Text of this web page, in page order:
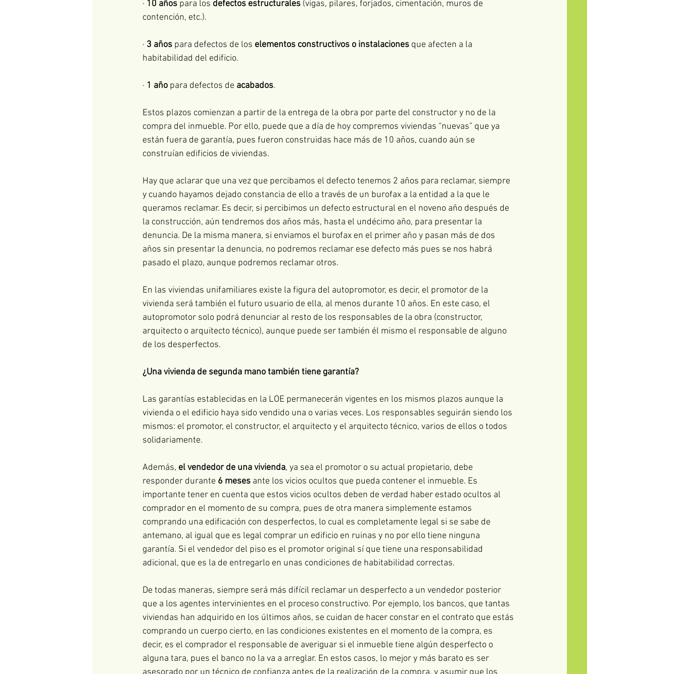
· 10 años para los defectos estructurales (vigas, pilares, forjados, cimentación, muros de
contención, etc.).
· 3 años para defectos de los elementos constructivos o instalaciones que afecten a la
habitabilidad del edificio.
· 1 año para defectos de acabados.
Estos plazos comienzan a partir de la entrega de la obra por parte del constructor y no de la
compra del inmueble. Por ello, puede que a día de hoy compremos viviendas “nuevas” que ya
están fuera de garantía, pues fueron construidas hace más de 10 años, cuando aún se
construían edificios de viviendas.
Hay que aclarar que una vez que percibamos el defecto tenemos 2 años para reclamar, siempre
y cuando hayamos dejado constancia de ello a través de un burofax a la entidad a la que le
queramos reclamar. Es decir, si percibimos un defecto estructural en el noveno año después de
la construcción, aún tendremos dos años más, hasta el undécimo año, para presentar la
denuncia. De la misma manera, si enviamos el burofax en el primer año y pasan más de dos
años sin presentar la denuncia, no podremos reclamar ese defecto más pues se nos habrá
pasado el plazo, aunque podremos reclamar otros.
En las viviendas unifamiliares existe la figura del autopromotor, es decir, el promotor de la
vivienda será también el futuro usuario de ella, al menos durante 10 años. En este caso, el
autopromotor solo podrá denunciar al resto de los responsables de la obra (constructor,
arquitecto o arquitecto técnico), aunque puede ser también él mismo el responsable de alguno
de los desperfectos.
¿Una vivienda de segunda mano también tiene garantía?
Las garantías establecidas en la LOE permanecerán vigentes en los mismos plazos aunque la
vivienda o el edificio haya sido vendido una o varias veces. Los responsables seguirán siendo los
mismos: el promotor, el constructor, el arquitecto y el arquitecto técnico, varios de ellos o todos
solidariamente.
Además, el vendedor de una vivienda, ya sea el promotor o su actual propietario, debe
responder durante 6 meses ante los vicios ocultos que pueda contener el inmueble. Es
importante tener en cuenta que estos vicios ocultos deben de verdad haber estado ocultos al
comprador en el momento de su compra, pues de otra manera simplemente estamos
comprando una edificación con desperfectos, lo cual es completamente legal si se sabe de
antemano, al igual que es legal comprar un edificio en ruinas y no por ello tiene ninguna
garantía. Si el vendedor del piso es el promotor original sí que tiene una responsabilidad
adicional, que es la de entregarlo en unas condiciones de habitabilidad correctas.
De todas maneras, siempre será más difícil reclamar un desperfecto a un vendedor posterior
que a los agentes intervinientes en el proceso constructivo. Por ejemplo, los bancos, que tantas
viviendas han adquirido en los últimos años, se cuidan de hacer constar en el contrato que estás
comprando un cuerpo cierto, en las condiciones existentes en el momento de la compra, es
decir, es el comprador el responsable de averiguar si el inmueble tiene algún desperfecto o
alguna tara, pues el banco no la va a arreglar. En estos casos, lo mejor y más barato es ser